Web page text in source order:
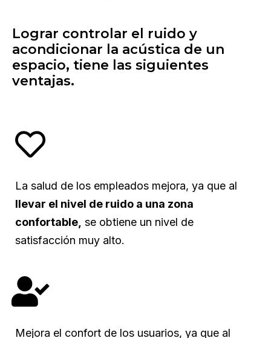
Lograr controlar el ruido y
acondicionar la acústica de un
espacio, tiene las siguientes
ventajas.
La salud de los empleados mejora, ya que al
llevar el nivel de ruido a una zona
confortable, se obtiene un nivel de
satisfacción muy alto.
Mejora el confort de los usuarios, ya que al